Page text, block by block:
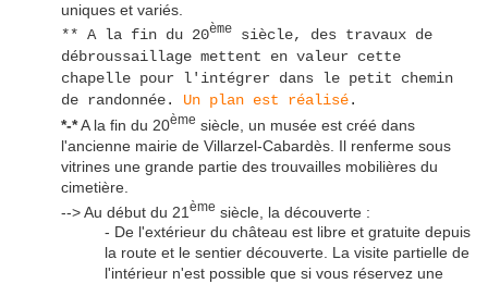
uniques et variés.
** A la fin du 20ème siècle, des travaux de
débroussaillage mettent en valeur cette
chapelle pour l'intégrer dans le petit chemin
de randonnée. Un plan est réalisé.
*-*A la fin du 20ème siècle, un musée est créé dans
l'ancienne mairie de Villarzel-Cabardès. Il renferme sous
vitrines une grande partie des trouvailles mobilières du
cimetière.
--> Au début du 21 ème siècle, la découverte :
- De l'extérieur du château est libre et gratuite depuis
la route et le sentier découverte. La visite partielle de
l'intérieur n'est possible que si vous réservez une